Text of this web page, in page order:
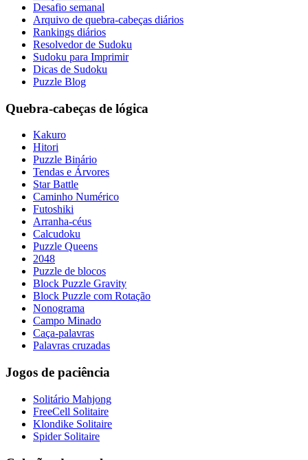
Desafio semanal
Arquivo de quebra-cabeças diários
Rankings diários
Resolvedor de Sudoku
Sudoku para Imprimir
Dicas de Sudoku
Puzzle Blog
Quebra-cabeças de lógica
Kakuro
Hitori
Puzzle Binário
Tendas e Árvores
Star Battle
Caminho Numérico
Futoshiki
Arranha-céus
Calcudoku
Puzzle Queens
2048
Puzzle de blocos
Block Puzzle Gravity
Block Puzzle com Rotação
Nonograma
Campo Minado
Caça-palavras
Palavras cruzadas
Jogos de paciência
Solitário Mahjong
FreeCell Solitaire
Klondike Solitaire
Spider Solitaire